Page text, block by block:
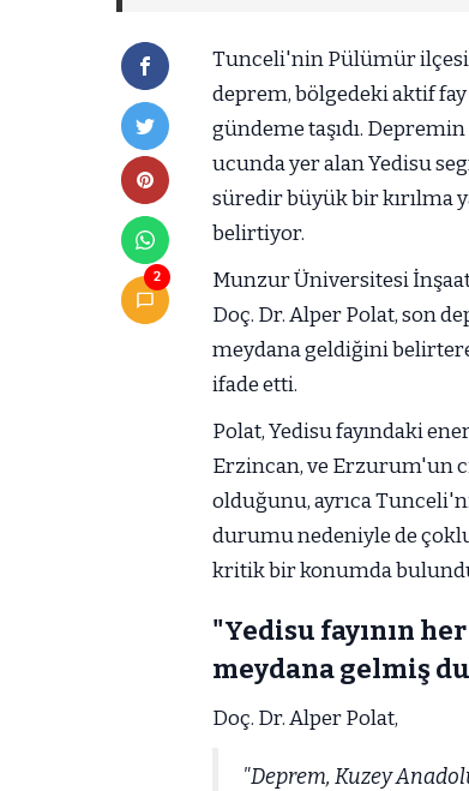
2
Tunceli'nin Pülümür
deprem, bölgedeki aktif
gündeme taşıdı.
ucunda yer alan Yedisu
süredir büyük bir kırılma
belirtiyor.
Munzur Üniversitesi
Doç. Dr. Alper Polat, son
meydana geldiğini
ifade etti.
Polat, Yedisu fayındaki
Erzincan, ve Erzurum'un
olduğunu, ayrıca
durumu nedeniyle de
kritik bir konumda
"Yedisu fayının
meydana gelmiş
Doç. Dr. Alper Polat,
"Deprem, Kuzey